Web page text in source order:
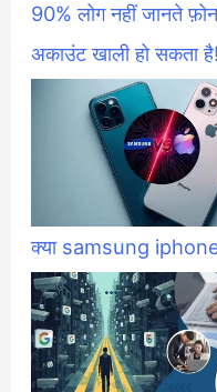
90% लोग नहीं जानते
अकाउंट खाली हो सकता है!
क्या samsung